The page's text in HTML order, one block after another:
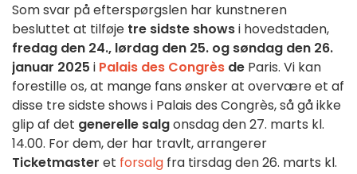
Som svar på efterspørgslen har kunstneren
besluttet at tilføje tre sidste showsi hovedstaden,
fredag den 24., lørdag den 25. og søndag den 26.
januar 2025 i Palais des Congrès de Paris. Vi kan
forestille os, at mange fans ønsker at overvære et af
disse tre sidste shows i Palais des Congrès, så gå ikke
glip af det generelle salgonsdag den 27. marts kl.
14.00. For dem, der har travlt, arrangerer
Ticketmaster et forsalg fra tirsdag den 26. marts kl.